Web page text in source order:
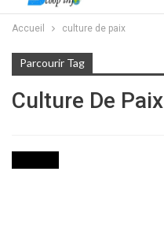
Accueil culture de paix
Parcourir Tag
Culture De Paix